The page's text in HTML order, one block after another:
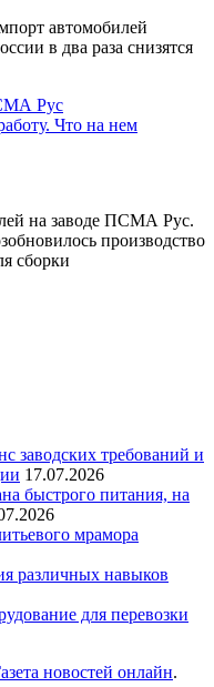
автомобилей
в два раза снизятся
Что на нем
на заводе ПСМА Рус.
производство
сборки
заводских требований и
17.07.2026
быстрого питания, на
мрамора
различных навыков
для перевозки
новостей онлайн.